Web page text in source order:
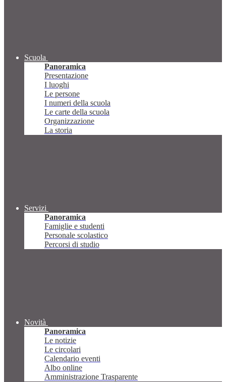
Scuola
Panoramica
Presentazione
I luoghi
Le persone
I numeri della scuola
Le carte della scuola
Organizzazione
La storia
Servizi
Panoramica
Famiglie e studenti
Personale scolastico
Percorsi di studio
Novità
Panoramica
Le notizie
Le circolari
Calendario eventi
Albo online
Amministrazione Trasparente